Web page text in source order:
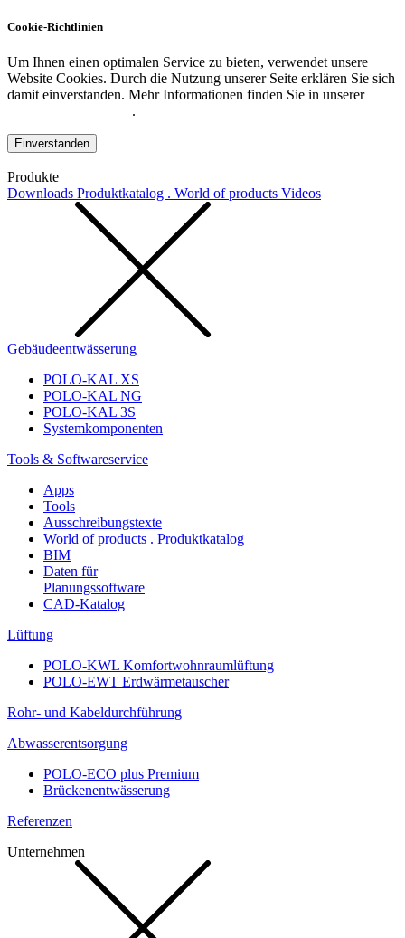
Cookie-Richtlinien
Um Ihnen einen optimalen Service zu bieten, verwendet unsere
Website Cookies. Durch die Nutzung unserer Seite erklären Sie sich
damit einverstanden. Mehr Informationen finden Sie in unserer
.
Einverstanden
Produkte
Downloads Produktkatalog . World of products Videos
Gebäudeentwässerung
POLO-KAL XS
POLO-KAL NG
POLO-KAL 3S
Systemkomponenten
Tools & Softwareservice
Apps
Tools
Ausschreibungstexte
World of products . Produktkatalog
BIM
Daten für
Planungssoftware
CAD-Katalog
Lüftung
POLO-KWL Komfortwohnraumlüftung
POLO-EWT Erdwärmetauscher
Rohr- und Kabeldurchführung
Abwasserentsorgung
POLO-ECO plus Premium
Brückenentwässerung
Referenzen
Unternehmen